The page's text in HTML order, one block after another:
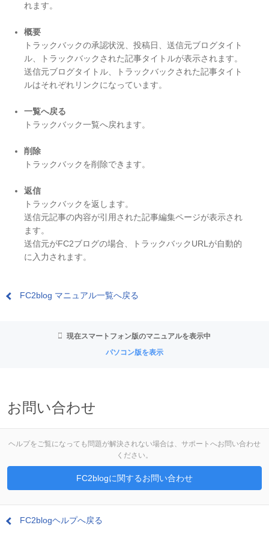
れます。
概要
トラックバックの承認状況、投稿日、送信元ブログタイト
ル、トラックバックされた記事タイトルが表示されます。
送信元ブログタイトル、トラックバックされた記事タイト
ルはそれぞれリンクになっています。
一覧へ戻る
トラックバック一覧へ戻れます。
削除
トラックバックを削除できます。
返信
トラックバックを返します。
送信元記事の内容が引用された記事編集ページが表示され
ます。
送信元がFC2ブログの場合、トラックバックURLが自動的
に入力されます。
FC2blog マニュアル一覧へ戻る
現在スマートフォン版のマニュアルを表示中
パソコン版を表示
お問い合わせ
ヘルプをご覧になっても問題が解決されない場合は、サポートへお問い合わせ
ください。
FC2blogに関するお問い合わせ
FC2blogヘルプへ戻る